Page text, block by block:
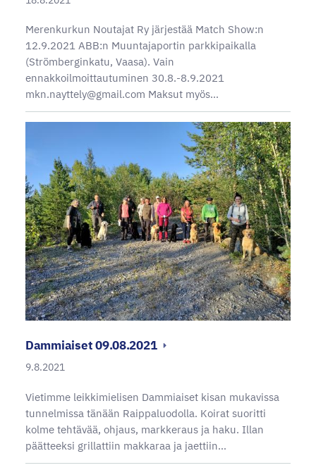
Merenkurkun Noutajat Ry järjestää Match Show:n
12.9.2021 ABB:n Muuntajaportin parkkipaikalla
(Strömberginkatu, Vaasa). Vain
ennakkoilmoittautuminen 30.8.-8.9.2021
mkn.nayttely@gmail.com Maksut myös…
Dammiaiset 09.08.2021
9.8.2021
Vietimme leikkimielisen Dammiaiset kisan mukavissa
tunnelmissa tänään Raippaluodolla. Koirat suoritti
kolme tehtävää, ohjaus, markkeraus ja haku. Illan
päätteeksi grillattiin makkaraa ja jaettiin…